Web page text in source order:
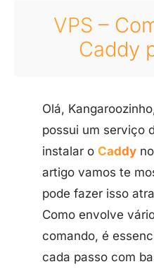
VPS –
Caddy
Olá,
possui um serviço
instalar o Caddy
artigo vamos te
pode fazer isso
Como envolve
comando, é
cada passo com